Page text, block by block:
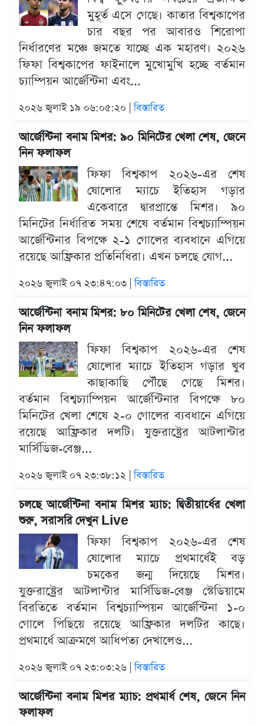
মুহূর্ত এসে গেছে। কাতার বিশ্বকাপের
চার বছর পর আবারও শিরোপা
নির্ধারণের মঞ্চে জমতে যাচ্ছে এক মহারণ। ২০২৬
ফিফা বিশ্বকাপের ফাইনালে মুখোমুখি হচ্ছে বর্তমান
চ্যাম্পিয়ন আর্জেন্টিনা এবং...
২০২৬ জুলাই ১৯ ০৬:০৫:২০ |বিস্তারিত
আর্জেন্টিনা বনাম মিশর: ৯০ মিনিটের খেলা শেষ, জেনে
নিন ফলাফল
ফিফা বিশ্বকাপ ২০২৬-এর শেষ
ষোলোর ম্যাচে ইতিহাস গড়ার
একেবারে দ্বারপ্রান্তে মিশর। ৯০
মিনিটের নির্ধারিত সময় শেষে বর্তমান বিশ্বচ্যাম্পিয়ন
আর্জেন্টিনার বিপক্ষে ২-১ গোলের ব্যবধানে এগিয়ে
রয়েছে আফ্রিকার প্রতিনিধিরা। এখন চলছে যোগ...
২০২৬ জুলাই ০৭ ২৩:৪৭:০৩ |বিস্তারিত
আর্জেন্টিনা বনাম মিশর: ৮০ মিনিটের খেলা শেষ, জেনে
নিন ফলাফল
ফিফা বিশ্বকাপ ২০২৬-এর শেষ
ষোলোর ম্যাচে ইতিহাস গড়ার খুব
কাছাকাছি পৌঁছে গেছে মিশর।
বর্তমান বিশ্বচ্যাম্পিয়ন আর্জেন্টিনার বিপক্ষে ৮০
মিনিটের খেলা শেষে ২-০ গোলের ব্যবধানে এগিয়ে
রয়েছে আফ্রিকার দলটি। যুক্তরাষ্ট্রের আটলান্টার
মার্সিডিজ-বেঞ্জ...
২০২৬ জুলাই ০৭ ২৩:৩৮:১২ |বিস্তারিত
চলছে আর্জেন্টিনা বনাম মিশর ম্যাচ: দ্বিতীয়ার্ধের খেলা
শুরু, সরাসরি দেখুন Live
ফিফা বিশ্বকাপ ২০২৬-এর শেষ
ষোলোর ম্যাচে প্রথমার্ধেই বড়
চমকের জন্ম দিয়েছে মিশর।
যুক্তরাষ্ট্রের আটলান্টার মার্সিডিজ-বেঞ্জ স্টেডিয়ামে
বিরতিতে বর্তমান বিশ্বচ্যাম্পিয়ন আর্জেন্টিনা ১-০
গোলে পিছিয়ে রয়েছে আফ্রিকার দলটির কাছে।
প্রথমার্ধে আক্রমণে আধিপত্য দেখালেও...
২০২৬ জুলাই ০৭ ২৩:০৩:২৬ |বিস্তারিত
আর্জেন্টিনা বনাম মিশর ম্যাচ: প্রথমার্ধ শেষ, জেনে নিন
ফলাফল